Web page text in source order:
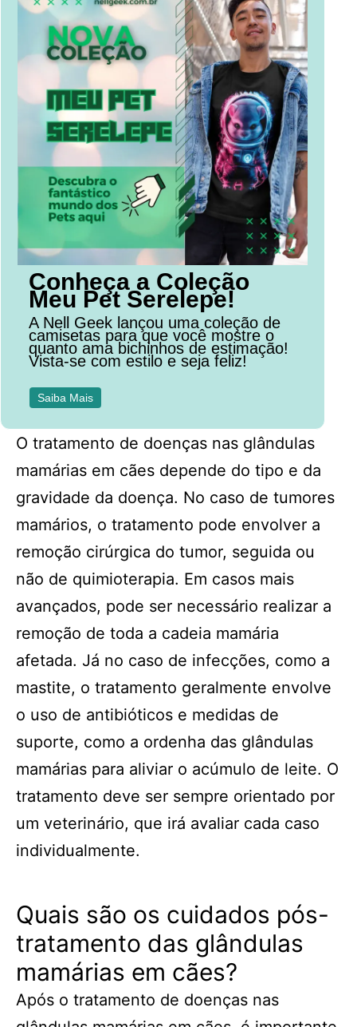
Conheça a Coleção
Meu Pet Serelepe!
A Nell Geek lançou uma coleção de
camisetas para que você mostre o
quanto ama bichinhos de estimação!
Vista-se com estilo e seja feliz!
Saiba Mais
O tratamento de doenças nas glândulas
mamárias em cães depende do tipo e da
gravidade da doença. No caso de tumores
mamários, o tratamento pode envolver a
remoção cirúrgica do tumor, seguida ou
não de quimioterapia. Em casos mais
avançados, pode ser necessário realizar a
remoção de toda a cadeia mamária
afetada. Já no caso de infecções, como a
mastite, o tratamento geralmente envolve
o uso de antibióticos e medidas de
suporte, como a ordenha das glândulas
mamárias para aliviar o acúmulo de leite. O
tratamento deve ser sempre orientado por
um veterinário, que irá avaliar cada caso
individualmente.
Quais são os cuidados pós-
tratamento das glândulas
mamárias em cães?
Após o tratamento de doenças nas